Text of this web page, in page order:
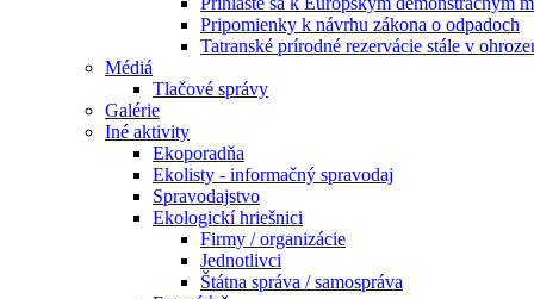
Pripomienky k návrhu zákona o odpadoch
Tatranské prírodné rezervácie stále v
Médiá
Tlačové správy
Galérie
Iné aktivity
Ekoporadňa
Ekolisty - informačný spravodaj
Spravodajstvo
Ekologickí hriešnici
Firmy / organizácie
Jednotlivci
Štátna správa / samospráva